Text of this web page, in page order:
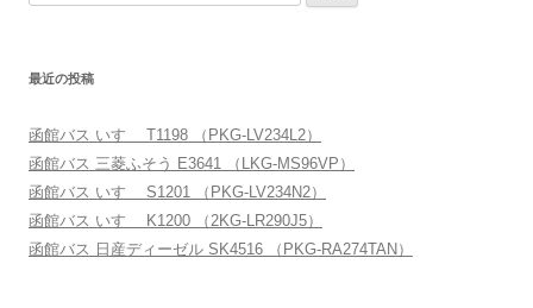
最近の投稿
函館バス いすゞ T1198 （PKG-LV234L2）
函館バス 三菱ふそう E3641 （LKG-MS96VP）
函館バス いすゞ S1201 （PKG-LV234N2）
函館バス いすゞ K1200 （2KG-LR290J5）
函館バス 日産ディーゼル SK4516 （PKG-RA274TAN）